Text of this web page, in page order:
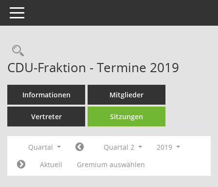
Toggle navigation
Rechercheauswahl
CDU-Fraktion - Termine 2019
Informationen Mitglieder
Vertreter Sitzungen
Quartal Quartal 2
2019
Aktuell
Gremium auswählen